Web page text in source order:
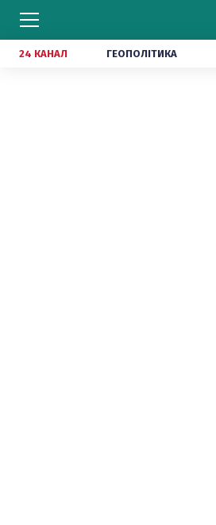
24 КАНАЛ ГЕОПОЛІТИКА